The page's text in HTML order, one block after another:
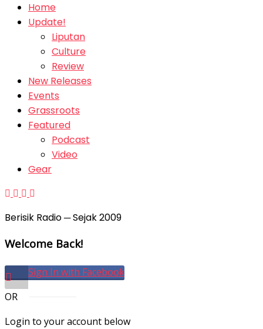
Home
Update!
Liputan
Culture
Review
New Releases
Events
Grassroots
Featured
Podcast
Video
Gear
Berisik Radio ─ Sejak 2009
Welcome Back!
Sign In with Facebook
OR
Login to your account below